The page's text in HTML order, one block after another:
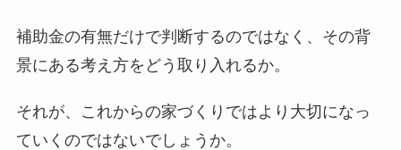
補助金の有無だけで判断するのではなく、その背
景にある考え方をどう取り入れるか。
それが、これからの家づくりではより大切になっ
ていくのではないでしょうか。